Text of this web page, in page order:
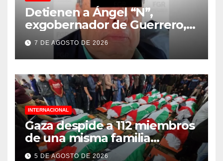
Detienen a Ángel “N”,
exgobernador de Guerrero,
vinculado a la desaparición
de los 43 normalistas de
Ayotzinapa
7 DE AGOSTO DE 2026
INTERNACIONAL
Gaza despide a 112 miembros
de una misma familia
asesinados durante el
5 DE AGOSTO DE 2026